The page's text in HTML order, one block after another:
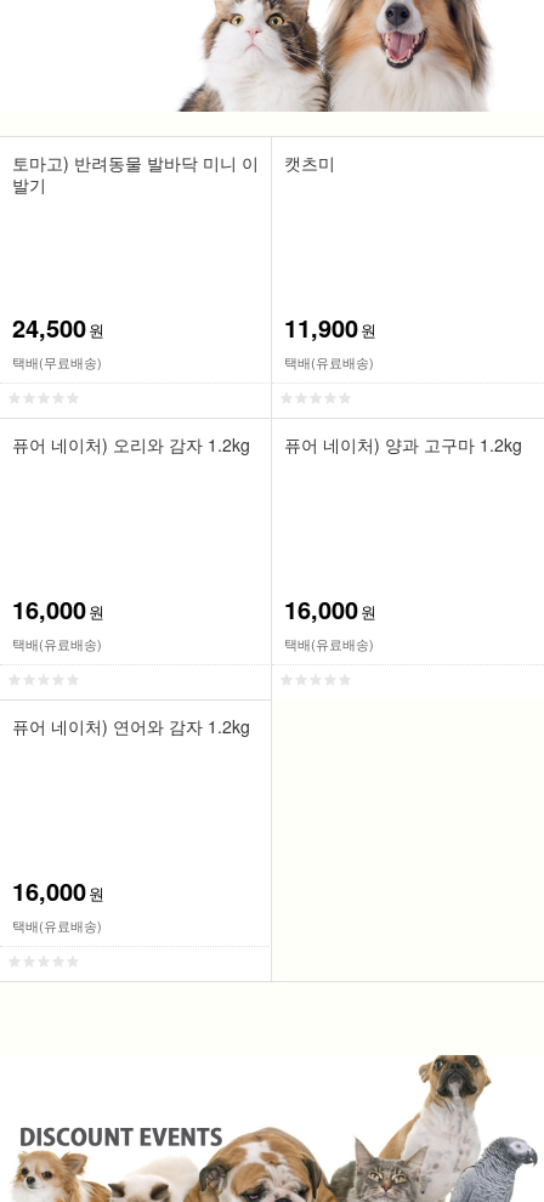
토마고) 반려동물 발바닥 미니 이
발기
24,500원
택배(무료배송)
캣츠미
11,900원
택배(유료배송)
퓨어 네이처) 오리와 감자 1.2kg
16,000원
택배(유료배송)
퓨어 네이처) 양과 고구마 1.2kg
16,000원
택배(유료배송)
퓨어 네이처) 연어와 감자 1.2kg
16,000원
택배(유료배송)